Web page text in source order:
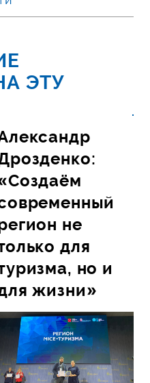
ЭТУ
не
для
но и
жизни»